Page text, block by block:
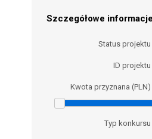
Szczegółowe
Status projektu
ID projektu
Kwota przyznana (PLN)
Typ konkursu